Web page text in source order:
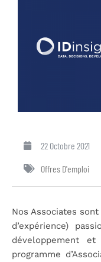
22 Octobre 2021
Offres D'emploi
Nos Associates
d’expérience)
développement
programme